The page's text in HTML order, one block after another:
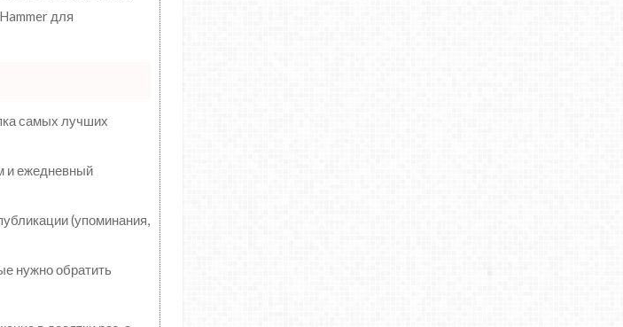
для
самых лучших
и ежедневный
(упоминания,
нужно обратить